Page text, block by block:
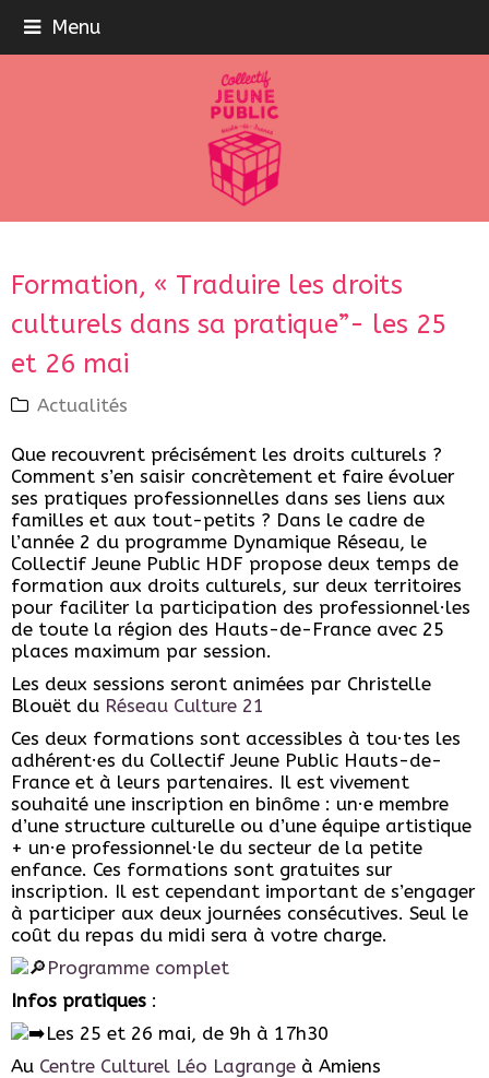
Menu
Formation, « Traduire les droits
culturels dans sa pratique”- les 25
et 26 mai
Actualités
Que recouvrent précisément les droits culturels ?
Comment s’en saisir concrètement et faire évoluer
ses pratiques professionnelles dans ses liens aux
familles et aux tout-petits ? Dans le cadre de
l’année 2 du programme Dynamique Réseau, le
Collectif Jeune Public HDF propose deux temps de
formation aux droits culturels, sur deux territoires
pour faciliter la participation des professionnel·les
de toute la région des Hauts-de-France avec 25
places maximum par session.
Les deux sessions seront animées par Christelle
Blouët du Réseau Culture 21
Ces deux formations sont accessibles à tou·tes les
adhérent·es du Collectif Jeune Public Hauts-de-
France et à leurs partenaires. Il est vivement
souhaité une inscription en binôme : un·e membre
d’une structure culturelle ou d’une équipe artistique
+ un·e professionnel·le du secteur de la petite
enfance. Ces formations sont gratuites sur
inscription. Il est cependant important de s’engager
à participer aux deux journées consécutives. Seul le
coût du repas du midi sera à votre charge.
Programme complet
Infos pratiques :
Les 25 et 26 mai, de 9h à 17h30
Au Centre Culturel Léo Lagrange à Amiens